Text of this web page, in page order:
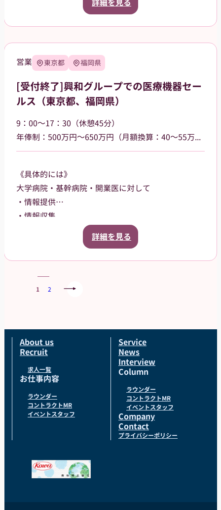
名な商品です。来場されたお客様に、お声掛けやサ
就業前にオンラインでの研修ありますので、初めて
★女性が活躍中のお仕事です★
詳細を見る
営業 東京都 福岡県
[受付終了]興和グループでの医療機器セー
ルス（東京都、福岡県）
9：00～17：30（休憩45分）
年俸制：500万円～650万円（月額換算：40～55万円） 、昇給あり（年1回／4月）、インセンティブあり
《具体的には》
大学病院・基幹病院・開業医に対して
・情報提供
・情報収集
・提案営業を行っていただきます。
詳細を見る
1 2
About us
Recruit
求人一覧
お仕事内容
ラウンダー
コントラクトMR
イベントスタッフ
Service
News
Interview
Column
ラウンダー
コントラクトMR
イベントスタッフ
Company
Contact
プライバシーポリシー